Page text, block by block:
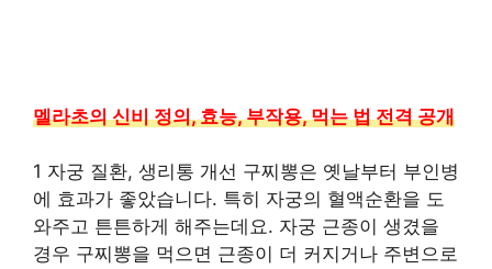
멜라초의 신비 정의, 효능, 부작용, 먹는 법 전격 공개
1 자궁 질환, 생리통 개선 구찌뽕은 옛날부터 부인병
에 효과가 좋았습니다. 특히 자궁의 혈액순환을 도
와주고 튼튼하게 해주는데요. 자궁 근종이 생겼을
경우 구찌뽕을 먹으면 근종이 더 커지거나 주변으로